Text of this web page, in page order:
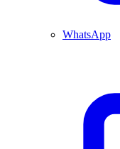
WhatsApp